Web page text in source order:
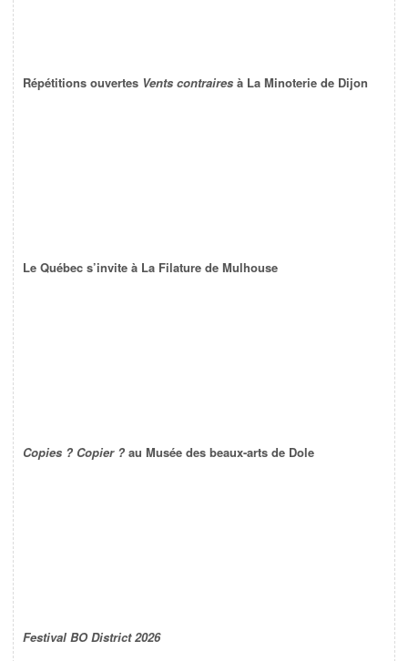
Répétitions ouvertes Vents contraires à La Minoterie de Dijon
Le Québec s’invite à La Filature de Mulhouse
Copies ? Copier ? au Musée des beaux-arts de Dole
Festival BO District 2026